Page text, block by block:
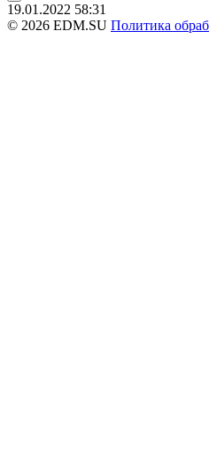
19.01.2022 58:31
© 2026 EDM.SU Политика